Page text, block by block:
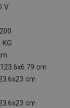
V
KG
cm
cm
cm